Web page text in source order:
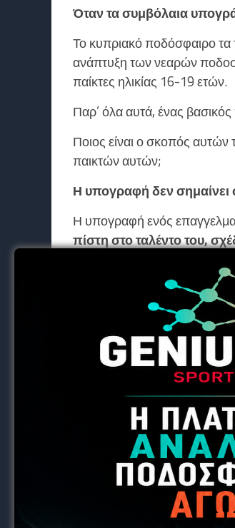
Όταν τα συμβόλαια
Το κυπριακό ποδόσφαιρο τα
ανάπτυξη των νεαρών
παίκτες ηλικίας 16-19 ετών.
Παρ’ όλα αυτά, ένας
Ποιος είναι ο σκοπός
παικτών αυτών;
Η υπογραφή δεν σημαίνει
Η υπογραφή ενός
πίστη στο ταλέντο του,
Στην πράξη, όμως, στην
Οι περισσότεροι νεαροί
Δεν εντάσσονται καν στις
Δανείζονται άναρχα,
υποβαθμισμένο επίπεδο
Κάποιοι μένουν στην Κ19
Τι κρύβεται πίσω από τα
Ασφάλιση δικαιωμάτων
Πολλές ομάδες
να διασφαλίσουν τυχόν